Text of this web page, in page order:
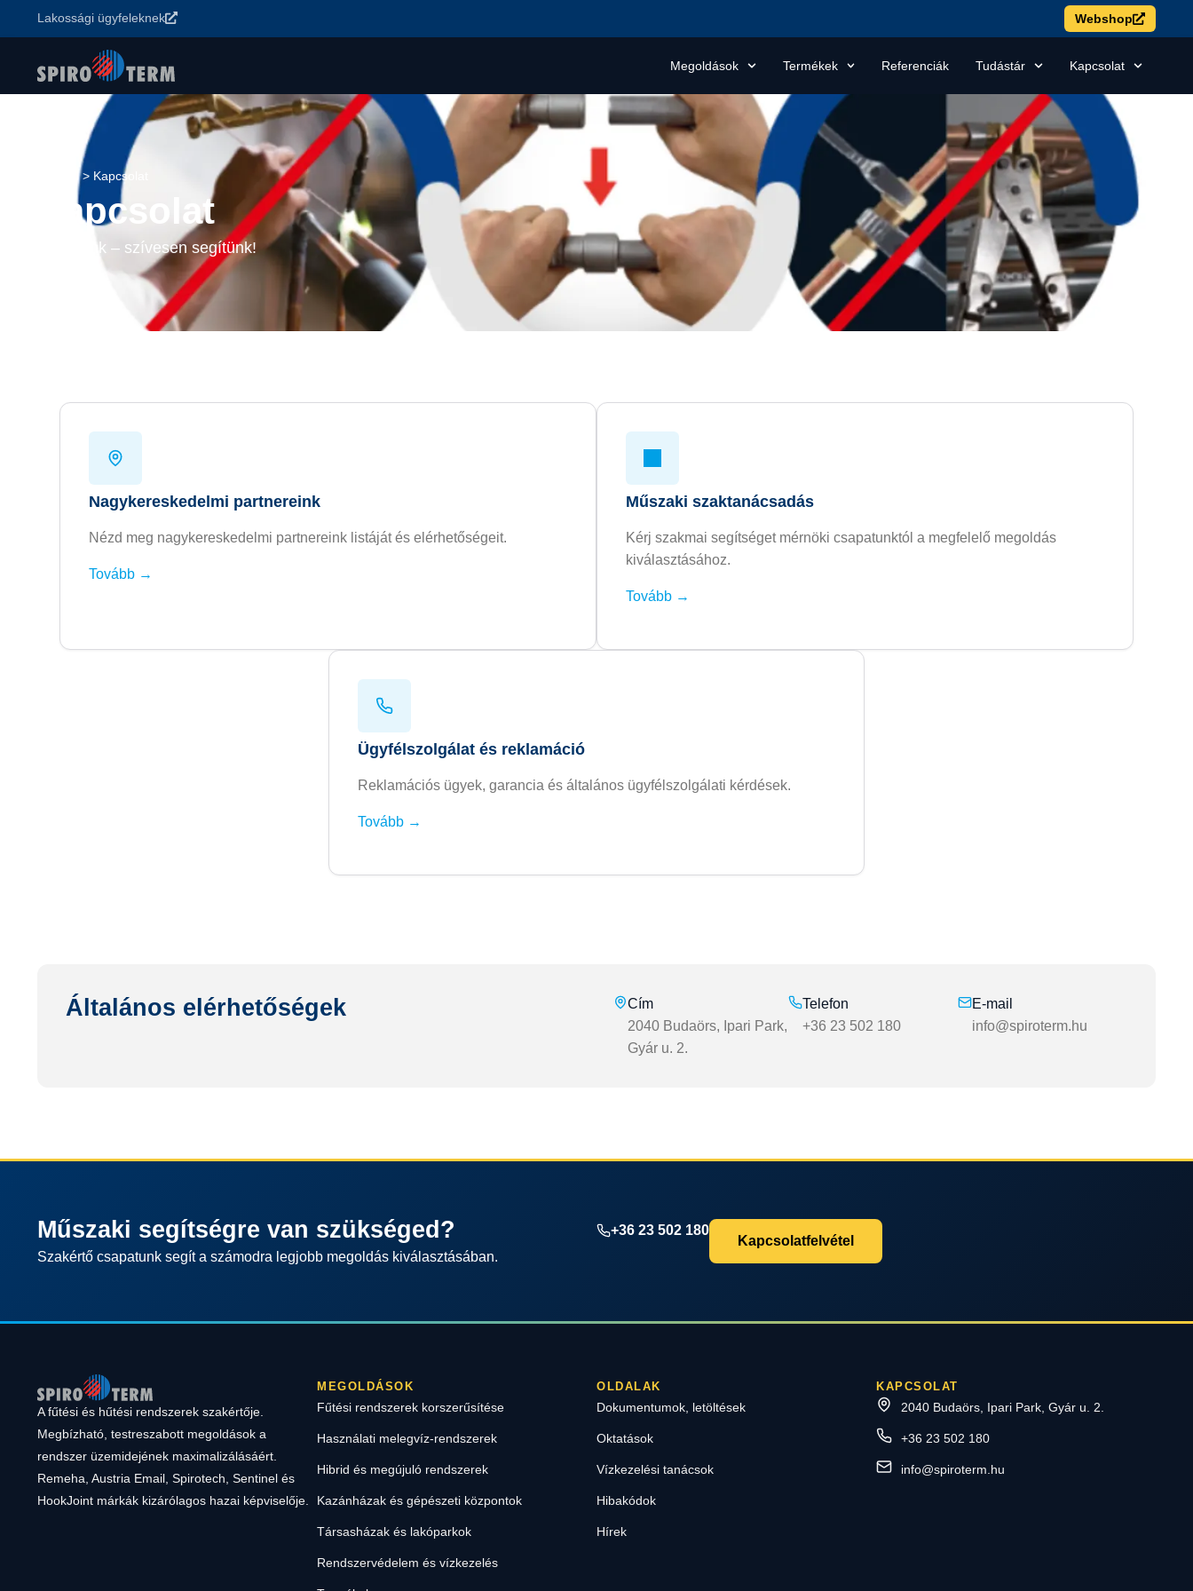
Lakossági ügyfeleknek Webshop
Megoldások Termékek Referenciák Tudástár Kapcsolat
> Kapcsolat
Kapcsolat
Írj nekünk – szívesen segítünk!
Nagykereskedelmi partnereink
Nézd meg nagykereskedelmi partnereink listáját és elérhetőségeit.
Tovább →
Műszaki szaktanácsadás
Kérj szakmai segítséget mérnöki csapatunktól a megfelelő megoldás
kiválasztásához.
Tovább →
Ügyfélszolgálat és reklamáció
Reklamációs ügyek, garancia és általános ügyfélszolgálati kérdések.
Tovább →
Általános elérhetőségek
Cím
2040 Budaörs, Ipari Park,
Gyár u. 2.
Telefon
+36 23 502 180
E-mail
info@spiroterm.hu
Műszaki segítségre van szükséged?
Szakértő csapatunk segít a számodra legjobb megoldás kiválasztásában.
+36 23 502 180
Kapcsolatfelvétel
A fűtési és hűtési rendszerek szakértője.
Megbízható, testreszabott megoldások a
rendszer üzemidejének maximalizálásáért.
Remeha, Austria Email, Spirotech, Sentinel és
HookJoint márkák kizárólagos hazai képviselője.
MEGOLDÁSOK
Fűtési rendszerek korszerűsítése
Használati melegvíz-rendszerek
Hibrid és megújuló rendszerek
Kazánházak és gépészeti központok
Társasházak és lakóparkok
Rendszervédelem és vízkezelés
OLDALAK
Dokumentumok, letöltések
Oktatások
Vízkezelési tanácsok
Hibakódok
Hírek
KAPCSOLAT
2040 Budaörs, Ipari Park, Gyár u. 2.
+36 23 502 180
info@spiroterm.hu